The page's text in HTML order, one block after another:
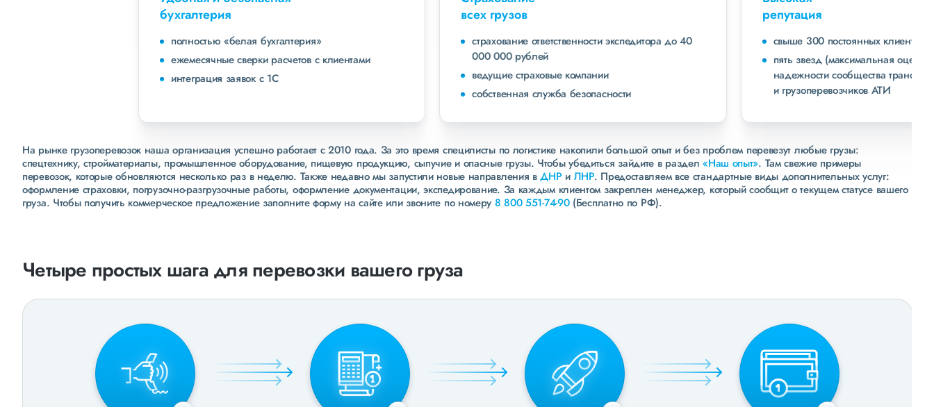
полностью «белая бухгалтерия»
ежемесячные сверки расчетов с клиентами
интеграция заявок с 1С
страхование ответственности экспедитора до 40
000 000 рублей
ведущие страховые компании
собственная служба безопасности
свыше 300 постоянных клиентов
пять звезд (максимальная оценка) в рейтинге
надежности сообщества транспортных компаний
и грузоперевозчиков АТИ
На рынке грузоперевозок наша организация успешно работает с 2010 года. За это время специлисты по логистике накопили большой опыт и без проблем перевезут любые грузы:
спецтехнику, стройматериалы, промышленное оборудование, пищевую продукцию, сыпучие и опасные грузы. Чтобы убедиться зайдите в раздел«Наш опыт». Там свежие примеры
перевозок, которые обновляются несколько раз в неделю. Также недавно мы запустили новые направления вДНР и ЛНР. Предоставляем все стандартные виды дополнительных услуг:
оформление страховки, погрузочно-разгрузочные работы, оформление документации, экспедирование. За каждым клиентом закреплен менеджер, который сообщит о текущем статусе вашего
груза. Чтобы получить коммерческое предложение заполните форму на сайте или звоните по номеру 8 800 551-74-90(Бесплатно по РФ).
Четыре простых шага для перевозки вашего груза